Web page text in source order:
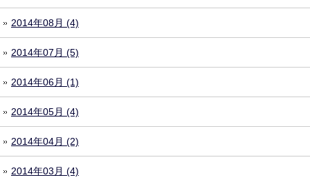
2014年08月 (4)
2014年07月 (5)
2014年06月 (1)
2014年05月 (4)
2014年04月 (2)
2014年03月 (4)